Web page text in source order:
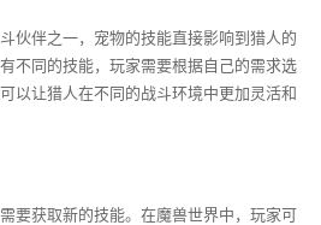
伙伴之一，宠物的技能直接影响到猎人的
不同的技能，玩家需要根据自己的需求选
以让猎人在不同的战斗环境中更加灵活和
要获取新的技能。在魔兽世界中，玩家可